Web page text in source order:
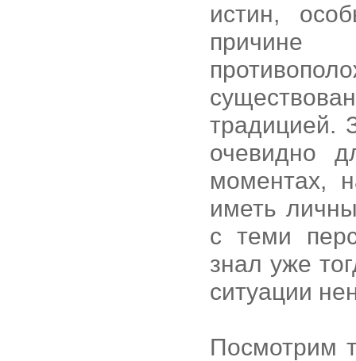
истин,
причине
традицией.
очевидно
моментах,
иметь
с теми
знал уже
ситуации
Посмотрим